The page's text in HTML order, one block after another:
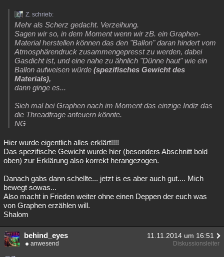
Z. schrieb:
Mehr als Scherz gedacht. Verzeihung.
Sagen wir so, in dem Moment wenn wir zB. ein Graphen-
Material herstellen können das den "Ballon" daran hindert vom
Atmosphärendruck zusammengepresst zu werden, dabei
Gasdicht ist, und eine nahe zu ähnlich "Dünne haut" wie ein
Ballon aufweisen würde (spezifisches Gewicht des
Materials),
dann ginge es...
Sieh mal bei Graphen nach im Moment das einzige Indiz das
die Threadfrage anfeuern könnte.
NG
Hier wurde eigentlich alles erklärt!!!!
Das spezifische Gewicht wurde hier (besonders Abschnitt bold
oben) zur Erklärung also korrekt herangezogen.
Danach gabs dann schellte... jetzt is es aber auch gut.... Mich
bewegt sowas...
Also macht in Frieden weiter ohne einen Deppen der euch was
von Graphen erzählen will.
Shalom
behind_eyes 11.11.2014 um 16:51
anwesend Diskussionsleiter